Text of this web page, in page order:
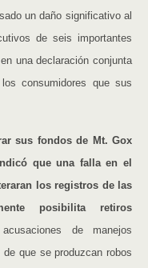
un daño significativo al
de seis importantes
una declaración conjunta
consumidores que sus
sus fondos de Mt. Gox
que una falla en el
los registros de las
posibilita retiros
de manejos
que se produzcan robos